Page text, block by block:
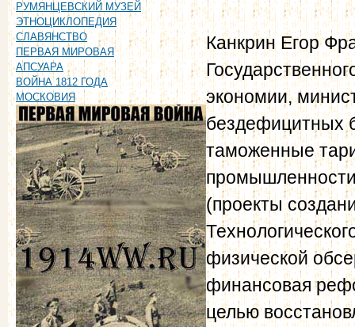
РУМЯНЦЕВСКИЙ МУЗЕЙ
ЭТНОЦИКЛОПЕДИЯ
СЛАВЯНСТВО
ПЕРВАЯ МИРОВАЯ
АПСУАРА
ВОЙНА 1812 ГОДА
МОСКОВИЯ
Канкрин Егор
экономии,
бездефицитных
таможенные
промышленности
(проекты
физической
финансовая
целью